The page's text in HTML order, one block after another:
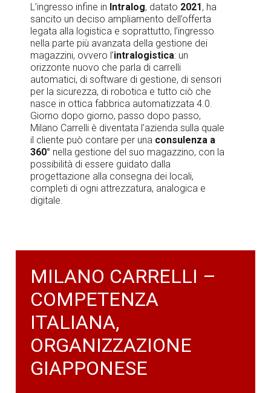
L’ingresso infine in Intralog, datato 2021, ha
sancito un deciso ampliamento dell’offerta
legata alla logistica e soprattutto, l’ingresso
nella parte più avanzata della gestione dei
magazzini, ovvero l’intralogistica: un
orizzonte nuovo che parla di carrelli
automatici, di software di gestione, di sensori
per la sicurezza, di robotica e tutto ciò che
nasce in ottica fabbrica automatizzata 4.0.
Giorno dopo giorno, passo dopo passo,
Milano Carrelli è diventata l’azienda sulla quale
il cliente può contare per una consulenza a
360° nella gestione del suo magazzino, con la
possibilità di essere guidato dalla
progettazione alla consegna dei locali,
completi di ogni attrezzatura, analogica e
digitale.
MILANO CARRELLI –
COMPETENZA
ITALIANA,
ORGANIZZAZIONE
GIAPPONESE